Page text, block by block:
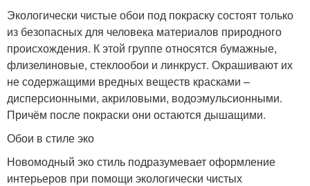
Экологически чистые обои под покраску состоят только
из безопасных для человека материалов природного
происхождения. К этой группе относятся бумажные,
флизелиновые, стеклообои и линкруст. Окрашивают их
не содержащими вредных веществ красками –
дисперсионными, акриловыми, водоэмульсионными.
Причём после покраски они остаются дышащими.
Обои в стиле эко
Новомодный эко стиль подразумевает оформление
интерьеров при помощи экологически чистых